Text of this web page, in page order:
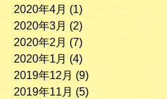
2020年4月 (1)
2020年3月 (2)
2020年2月 (7)
2020年1月 (4)
2019年12月 (9)
2019年11月 (5)